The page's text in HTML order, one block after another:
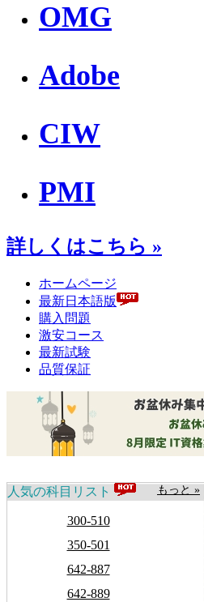
OMG
Adobe
CIW
PMI
詳しくはこちら »
ホームページ
最新日本語版
購入問題
激安コース
最新試験
品質保証
もっと »
人気の科目リスト
300-510
350-501
642-887
642-889